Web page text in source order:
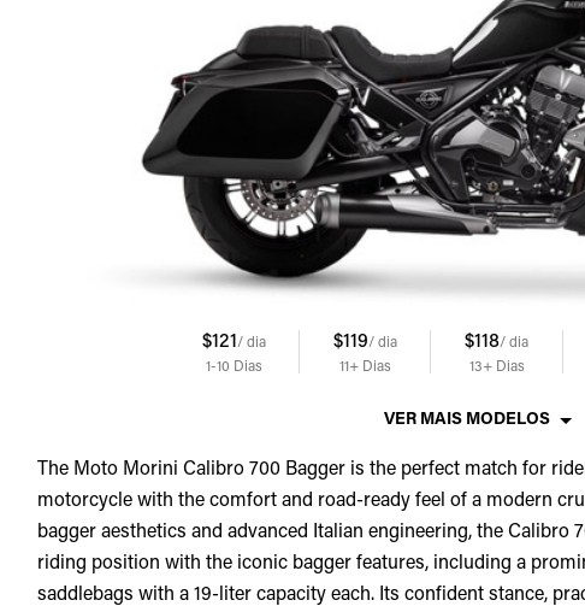
$121 / dia
1-10 Dias
$119/ dia
11+ Dias
$118/ dia
13+ Dias
VER MAIS MODELOS
The Moto Morini Calibro 700 Bagger is the perfect match for
motorcycle with the comfort and road-ready feel of a modern
bagger aesthetics and advanced Italian engineering, the Calibro
riding position with the iconic bagger features, including a
saddlebags with a 19-liter capacity each. Its confident stance,